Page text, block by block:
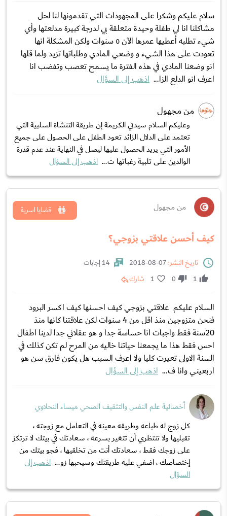
سلام عليكم وشكرا على المجهودات التي تقدمونها لنا لحل
مشاكلنا انا لي طفلة وحيدة متعلقة بي لدرجة كبيرة مدلعتها وأي
شيء تطلبه أعطيها عمرها الآن ٥ سنوات ولكن المشكلة انها
تعودت على هذا الشيء و وضعي المادي وطلباتها تزيد ولما قلها
انو وضعنا المادي في هذه الفترة ما يسمح تعصب وتفضب انا
اعرف انو الدلع الزا... اذهب إلى السؤال
من مجهول
وعليكم السلام سيدتي الكريمة إن طريقة التنشاة السلبية التي
تعتمد على الدلال الزائد تعود الطفل على الحصول على جميع
الأمور التي يريد الحصول عليها ليصل في النهاية عند عدم قدرة
الوالدين على تلبية رغباتها ت... اذهب إلى السؤال
من مجهول
كيف أحسن علاقتي بزوجي؟
قضايا اسرية
تاريخ النشر:
14 إجابات
1
0
1 شارك
السلام عليكم علاقتي بزوجي كيف احسنها كيف اكسر البرود
فنحن متزوجين منذ اقل من 4 سنوات لكن علاقتنا كانها منذ
20سنة فقط واجبات انا حساسة جدا و هو عقلاني جدا لدينا اطفال
احس فقط هذا ما يجمعنا حياتنا خاليه من المرح لم تكن كذلك في
السنة الاولى تعيرت كليا ولا اعرف السبب هل يكون فارق سن هو
اربعيني وانا ف... اذهب إلى السؤال
أخصائية علم النفس والتثقيف الصحي ميساء النحلاوي
كل زوج له طباعه وطريقه معينه في التعامل مع زوجته ،
تقبليها ولا تنتظري أن تتغير بسرعه ، سعادتك في بيتك لا ترتكز
على زوجك فقط ، سعادتك أنت من تخلقيها ، فجو بيتك من
إختصاصك ، اضفي عليه طريقتك وسيحبها زو... اذهب إلى
السؤال